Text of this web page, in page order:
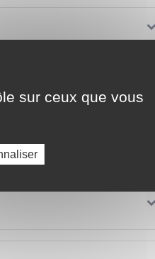
sur ceux que vous